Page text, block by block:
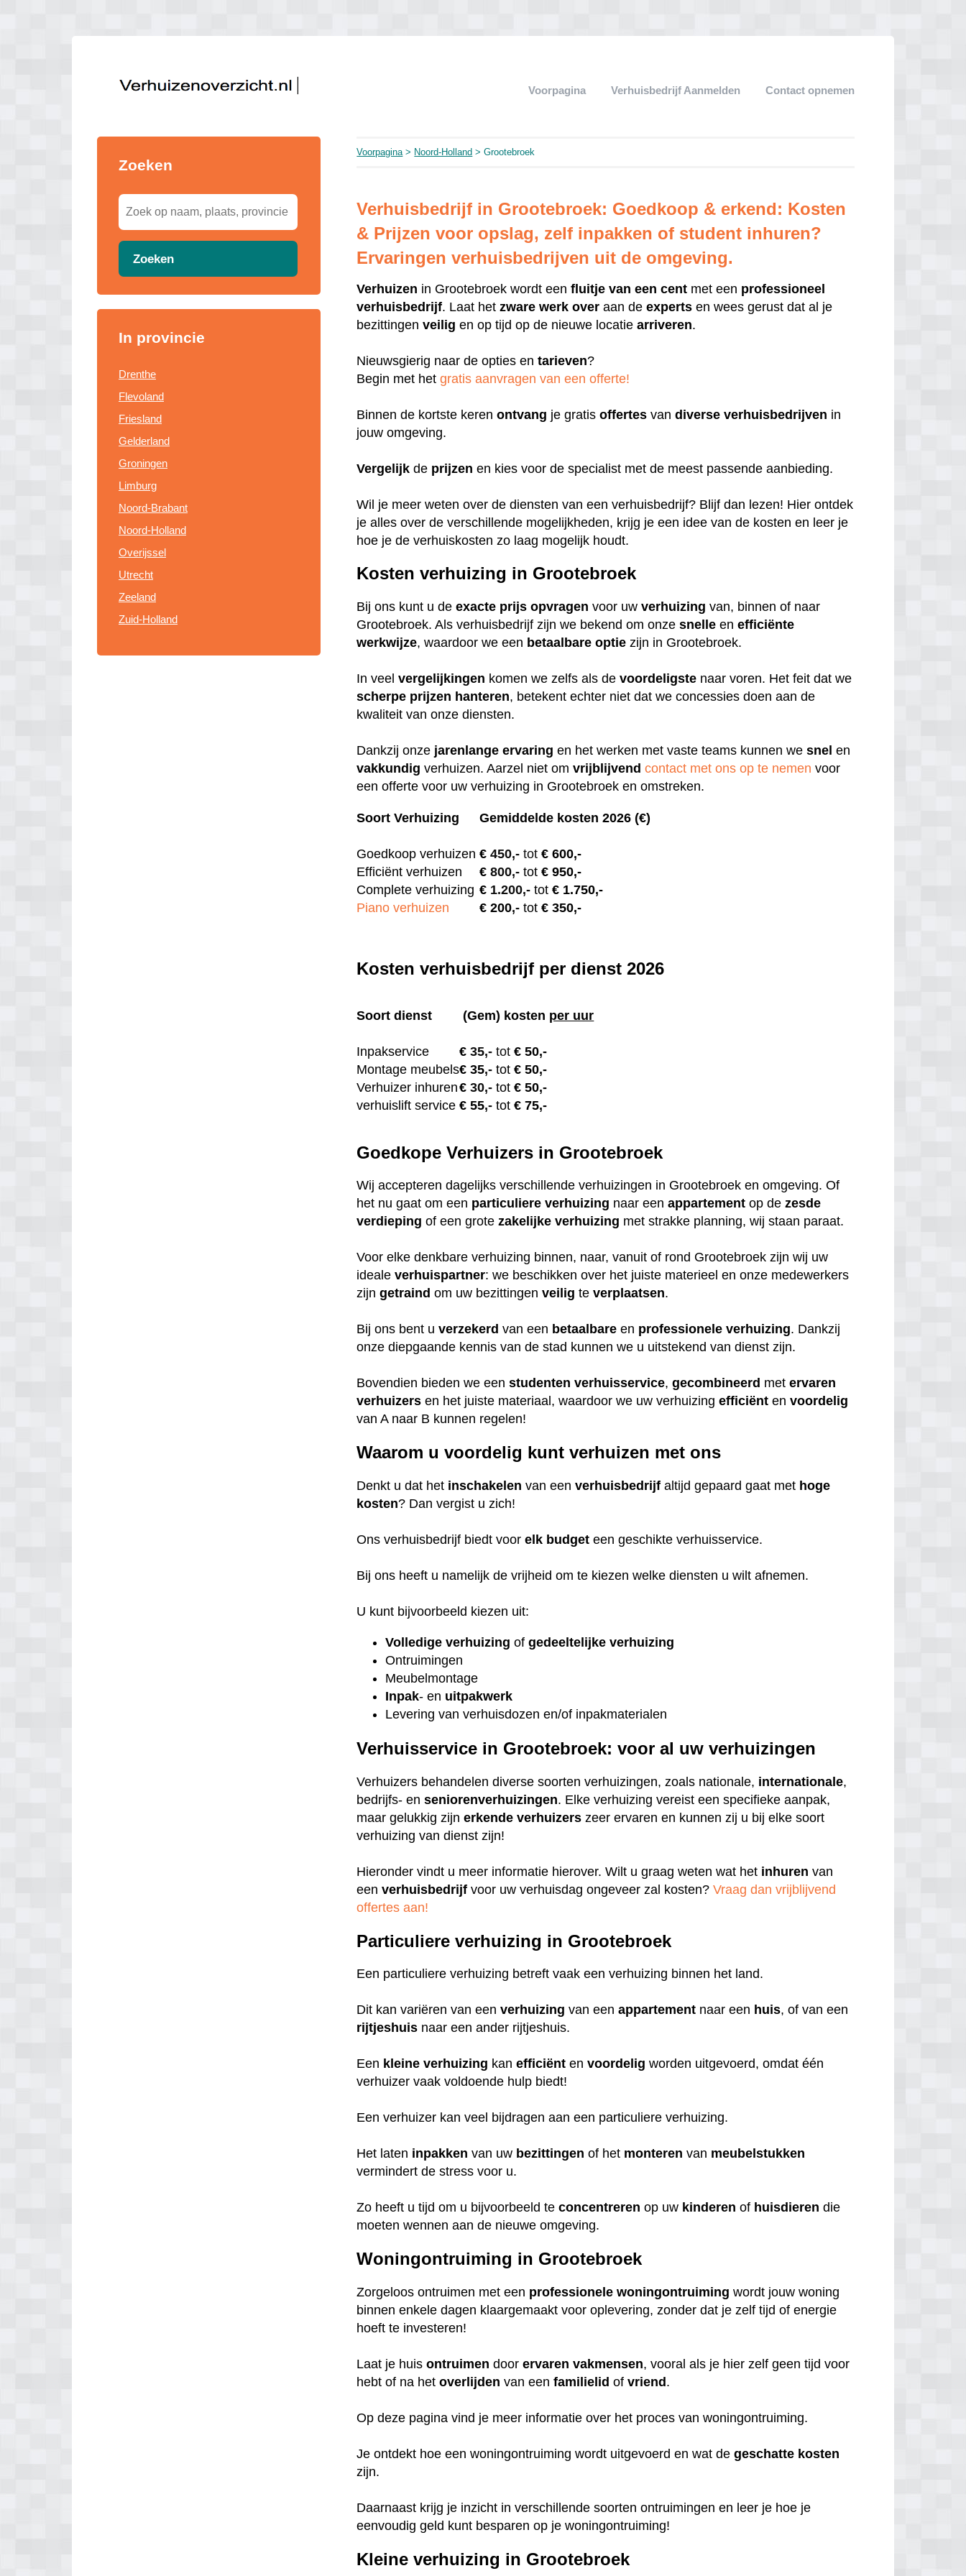
Voorpagina Verhuisbedrijf Aanmelden Contact opnemen
Zoeken
Zoeken
In provincie
Drenthe
Flevoland
Friesland
Gelderland
Groningen
Limburg
Noord-Brabant
Noord-Holland
Overijssel
Utrecht
Zeeland
Zuid-Holland
Voorpagina> Noord-Holland > Grootebroek
Verhuisbedrijf in Grootebroek: Goedkoop & erkend: Kosten
& Prijzen voor opslag, zelf inpakken of student inhuren?
Ervaringen verhuisbedrijven uit de omgeving.
Verhuizen in Grootebroek wordt eenfluitje van een cent met een professioneel
verhuisbedrijf. Laat hetzware werk over aan deexperts en wees gerust dat al je
bezittingenveilig en op tijd op de nieuwe locatiearriveren.
Nieuwsgierig naar de opties entarieven?
Begin met hetgratis aanvragen van een offerte!
Binnen de kortste kerenontvang je gratisoffertes vandiverse verhuisbedrijven in
jouw omgeving.
Vergelijk de prijzen en kies voor de specialist met de meest passende aanbieding.
Wil je meer weten over de diensten van een verhuisbedrijf? Blijf dan lezen! Hier ontdek
je alles over de verschillende mogelijkheden, krijg je een idee van de kosten en leer je
hoe je de verhuiskosten zo laag mogelijk houdt.
Kosten verhuizing in Grootebroek
Bij ons kunt u deexacte prijs opvragen voor uwverhuizing van, binnen of naar
Grootebroek. Als verhuisbedrijf zijn we bekend om onzesnelle enefficiënte
werkwijze, waardoor we een betaalbare optie zijn in Grootebroek.
In veelvergelijkingen komen we zelfs als devoordeligste naar voren. Het feit dat we
scherpe prijzen hanteren, betekent echter niet dat we concessies doen aan de
kwaliteit van onze diensten.
Dankzij onze jarenlange ervaring en het werken met vaste teams kunnen wesnel en
vakkundig verhuizen. Aarzel niet omvrijblijvend contact met ons op te nemen voor
een offerte voor uw verhuizing in Grootebroek en omstreken.
Soort Verhuizing Gemiddelde kosten 2026 (€)
Goedkoop verhuizen€450,- tot € 600,-
Efficiënt verhuizen
€800,- tot€ 950,-
Complete verhuizing € 1.200,- tot€ 1.750,-
Piano verhuizen
€ 200,- tot€ 350,-
Kosten verhuisbedrijf per dienst 2026
Soort dienst (Gem) kosten per uur
Inpakservice €35,- tot € 50,-
Montage meubels€ 35,- tot€ 50,-
Verhuizer inhuren€30,- tot€ 50,-
verhuislift service € 55,- tot€ 75,-
Goedkope Verhuizers in Grootebroek
Wij accepteren dagelijks verschillende verhuizingen in Grootebroek en omgeving. Of
het nu gaat om een particuliere verhuizing naar eenappartement op dezesde
verdieping of een grotezakelijke verhuizing met strakke planning, wij staan paraat.
Voor elke denkbare verhuizing binnen, naar, vanuit of rond Grootebroek zijn wij uw
idealeverhuispartner: we beschikken over het juiste materieel en onze medewerkers
zijngetraind om uw bezittingenveilig teverplaatsen.
Bij ons bent uverzekerd van een betaalbare en professionele verhuizing. Dankzij
onze diepgaande kennis van de stad kunnen we u uitstekend van dienst zijn.
Bovendien bieden we eenstudenten verhuisservice,gecombineerd metervaren
verhuizers en het juiste materiaal, waardoor we uw verhuizingefficiënt envoordelig
van A naar B kunnen regelen!
Waarom u voordelig kunt verhuizen met ons
Denkt u dat het inschakelen van eenverhuisbedrijf altijd gepaard gaat met hoge
kosten? Dan vergist u zich!
Ons verhuisbedrijf biedt voorelk budget een geschikte verhuisservice.
Bij ons heeft u namelijk de vrijheid om te kiezen welke diensten u wilt afnemen.
U kunt bijvoorbeeld kiezen uit:
Volledige verhuizing ofgedeeltelijke verhuizing
Ontruimingen
Meubelmontage
Inpak- en uitpakwerk
Levering van verhuisdozen en/of inpakmaterialen
Verhuisservice in Grootebroek: voor al uw verhuizingen
Verhuizers behandelen diverse soorten verhuizingen, zoals nationale, internationale,
bedrijfs- enseniorenverhuizingen. Elke verhuizing vereist een specifieke aanpak,
maar gelukkig zijnerkende verhuizers zeer ervaren en kunnen zij u bij elke soort
verhuizing van dienst zijn!
Hieronder vindt u meer informatie hierover. Wilt u graag weten wat het inhuren van
eenverhuisbedrijf voor uw verhuisdag ongeveer zal kosten?Vraag dan vrijblijvend
offertes aan!
Particuliere verhuizing in Grootebroek
Een particuliere verhuizing betreft vaak een verhuizing binnen het land.
Dit kan variëren van eenverhuizing van eenappartement naar een huis, of van een
rijtjeshuis naar een ander rijtjeshuis.
Een kleine verhuizing kanefficiënt envoordelig worden uitgevoerd, omdat één
verhuizer vaak voldoende hulp biedt!
Een verhuizer kan veel bijdragen aan een particuliere verhuizing.
Het laten inpakken van uw bezittingen of het monteren van meubelstukken
vermindert de stress voor u.
Zo heeft u tijd om u bijvoorbeeld teconcentreren op uw kinderen of huisdieren die
moeten wennen aan de nieuwe omgeving.
Woningontruiming in Grootebroek
Zorgeloos ontruimen met een professionele woningontruiming wordt jouw woning
binnen enkele dagen klaargemaakt voor oplevering, zonder dat je zelf tijd of energie
hoeft te investeren!
Laat je huisontruimen doorervaren vakmensen, vooral als je hier zelf geen tijd voor
hebt of na hetoverlijden van eenfamilielid ofvriend.
Op deze pagina vind je meer informatie over het proces van woningontruiming.
Je ontdekt hoe een woningontruiming wordt uitgevoerd en wat degeschatte kosten
zijn.
Daarnaast krijg je inzicht in verschillende soorten ontruimingen en leer je hoe je
eenvoudig geld kunt besparen op je woningontruiming!
Kleine verhuizing in Grootebroek